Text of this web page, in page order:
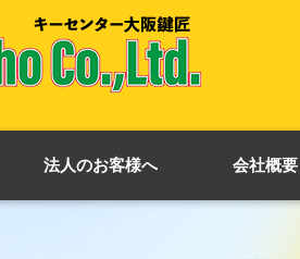
法人のお客様へ 会社概要